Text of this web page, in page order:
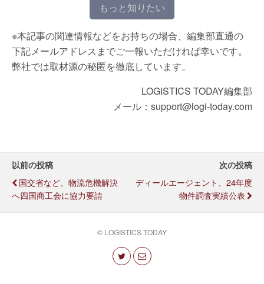
もっと知りたい
※本記事の関連情報などをお持ちの場合、編集部直通の
下記メールアドレスまでご一報いただければ幸いです。
弊社では取材源の秘匿を徹底しています。
LOGISTICS TODAY編集部
メール：support@logi-today.com
以前の投稿
国交省など、物流危機解決
へ四国商工会に協力要請
次の投稿
ディールエージェント、24年度
物件調査実績公表
© LOGISTICS TODAY